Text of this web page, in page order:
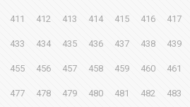
411 412 413 414 415 416 417
433 434 435 436 437 438 439
455 456 457 458 459 460 461
477 478 479 480 481 482 483